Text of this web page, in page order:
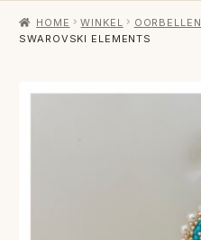
AFREKENEN
HOME WINKEL OORBELLEN
SWAROVSKI ELEMENTS